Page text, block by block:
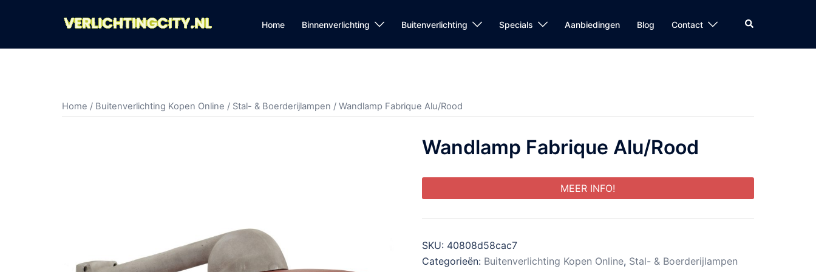
Home Binnenverlichting Buitenverlichting Specials Aanbiedingen Blog Contact Zoeken
Home / Buitenverlichting Kopen Online / Stal- & Boerderijlampen / Wandlamp Fabrique Alu/Rood
Wandlamp Fabrique Alu/Rood
MEER INFO!
SKU: 40808d58cac7
Categorieën: Buitenverlichting Kopen Online, Stal- & Boerderijlampen